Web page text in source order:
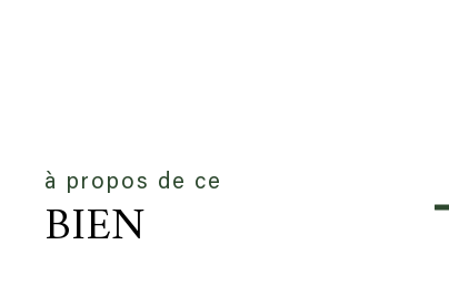
à propos de ce
BIEN